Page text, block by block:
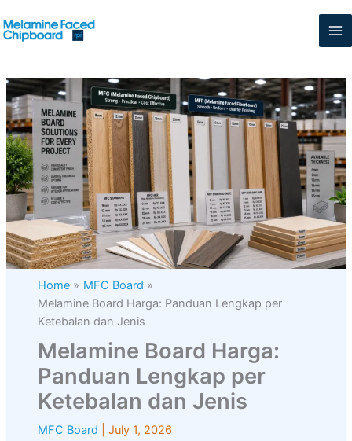
to
content
Home
MFC Board
Melamine Board Harga: Panduan Lengkap per
Ketebalan dan Jenis
Melamine Board Harga:
Panduan Lengkap per
Ketebalan dan Jenis
MFC Board July 1, 2026